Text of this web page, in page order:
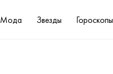
Мода Звезды Гороскопы